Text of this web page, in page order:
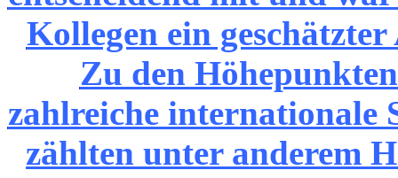
Kollegen ein
Zu den
zahlreiche internationale
zählten unter anderem